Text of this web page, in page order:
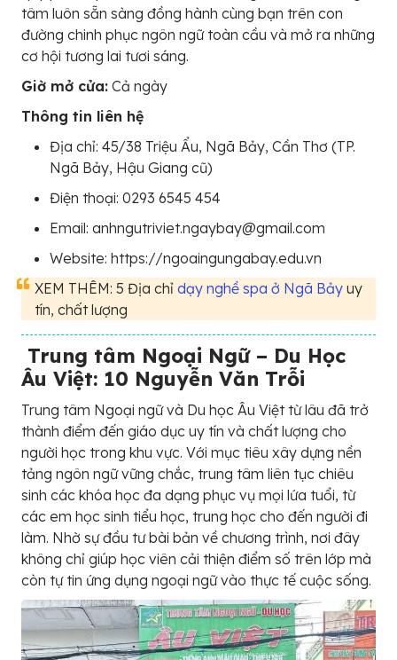
tâm luôn sẵn sàng đồng hành cùng bạn trên con
đường chinh phục ngôn ngữ toàn cầu và mở ra những
cơ hội tương lai tươi sáng.
Giờ mở cửa: Cả ngày
Thông tin liên hệ
Địa chỉ: 45/38 Triệu Ẩu, Ngã Bảy, Cần Thơ (TP.
Ngã Bảy, Hậu Giang cũ)
Điện thoại: 0293 6545 454
Email: anhngutriviet.ngaybay@gmail.com
Website: https://ngoaingungabay.edu.vn
XEM THÊM: 5 Địa chỉ dạy nghề spa ở Ngã Bảy uy
tín, chất lượng
Trung tâm Ngoại Ngữ – Du Học
Âu Việt: 10 Nguyễn Văn Trỗi
Trung tâm Ngoại ngữ và Du học Âu Việt từ lâu đã trở
thành điểm đến giáo dục uy tín và chất lượng cho
người học trong khu vực. Với mục tiêu xây dựng nền
tảng ngôn ngữ vững chắc, trung tâm liên tục chiêu
sinh các khóa học đa dạng phục vụ mọi lứa tuổi, từ
các em học sinh tiểu học, trung học cho đến người đi
làm. Nhờ sự đầu tư bài bản về chương trình, nơi đây
không chỉ giúp học viên cải thiện điểm số trên lớp mà
còn tự tin ứng dụng ngoại ngữ vào thực tế cuộc sống.